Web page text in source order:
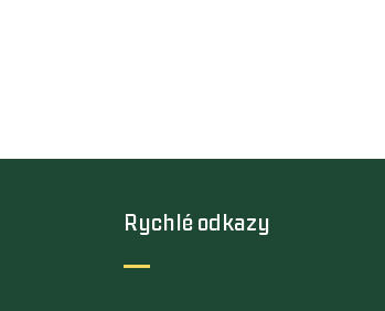
Rychlé odkazy